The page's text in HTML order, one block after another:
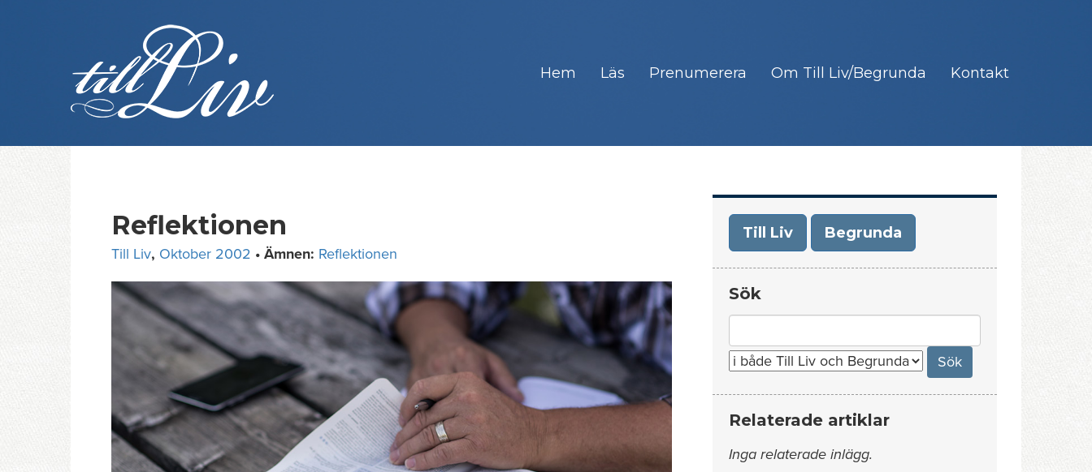
Hem Läs Prenumerera Om Till Liv/Begrunda Kontakt
Reflektionen
Till Liv, Oktober 2002 • Ämnen: Reflektionen
Till Liv Begrunda
Sök
for:
Relaterade artiklar
Inga relaterade inlägg.